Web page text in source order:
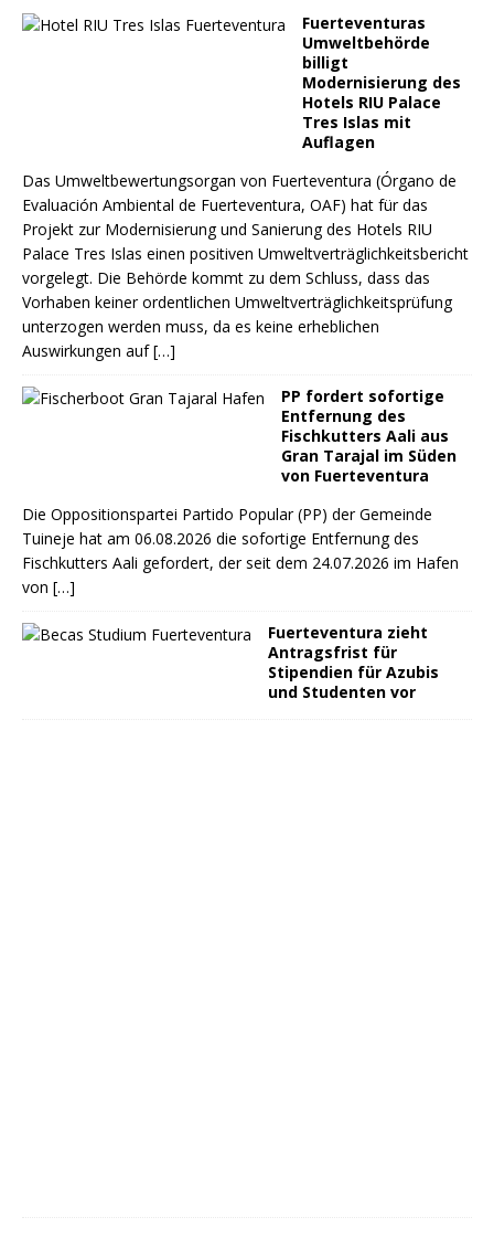
Fuerteventuras
Umweltbehörde
billigt
Modernisierung des
Hotels RIU Palace
Tres Islas mit
Auflagen
Das Umweltbewertungsorgan von Fuerteventura (Órgano de
Evaluación Ambiental de Fuerteventura, OAF) hat für das
Projekt zur Modernisierung und Sanierung des Hotels RIU
Palace Tres Islas einen positiven Umweltverträglichkeitsbericht
vorgelegt. Die Behörde kommt zu dem Schluss, dass das
Vorhaben keiner ordentlichen Umweltverträglichkeitsprüfung
unterzogen werden muss, da es keine erheblichen
Auswirkungen auf[…]
PP fordert sofortige
Entfernung des
Fischkutters Aali aus
Gran Tarajal im Süden
von Fuerteventura
Die Oppositionspartei Partido Popular (PP) der Gemeinde
Tuineje hat am 06.08.2026 die sofortige Entfernung des
Fischkutters Aali gefordert, der seit dem 24.07.2026 im Hafen
von […]
Fuerteventura zieht
Antragsfrist für
Stipendien für Azubis
und Studenten vor